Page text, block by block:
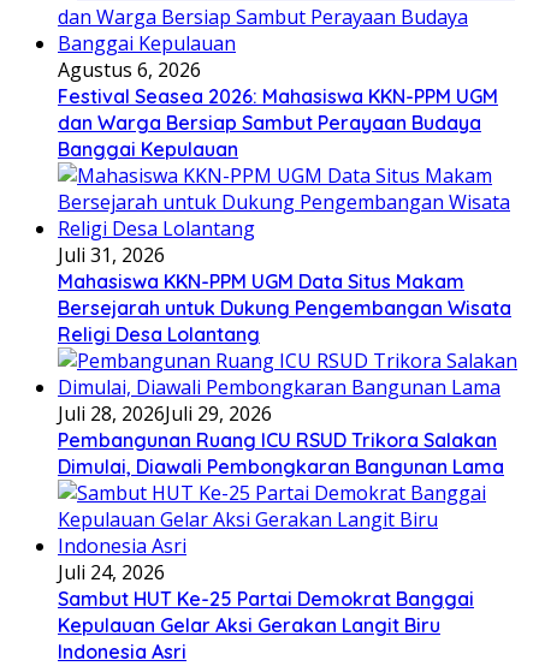
Agustus 6, 2026
Festival Seasea 2026: Mahasiswa KKN-PPM UGM
dan Warga Bersiap Sambut Perayaan Budaya
Banggai Kepulauan
Juli 31, 2026
Mahasiswa KKN-PPM UGM Data Situs Makam
Bersejarah untuk Dukung Pengembangan Wisata
Religi Desa Lolantang
Juli 28, 2026Juli 29, 2026
Pembangunan Ruang ICU RSUD Trikora Salakan
Dimulai, Diawali Pembongkaran Bangunan Lama
Juli 24, 2026
Sambut HUT Ke-25 Partai Demokrat Banggai
Kepulauan Gelar Aksi Gerakan Langit Biru
Indonesia Asri